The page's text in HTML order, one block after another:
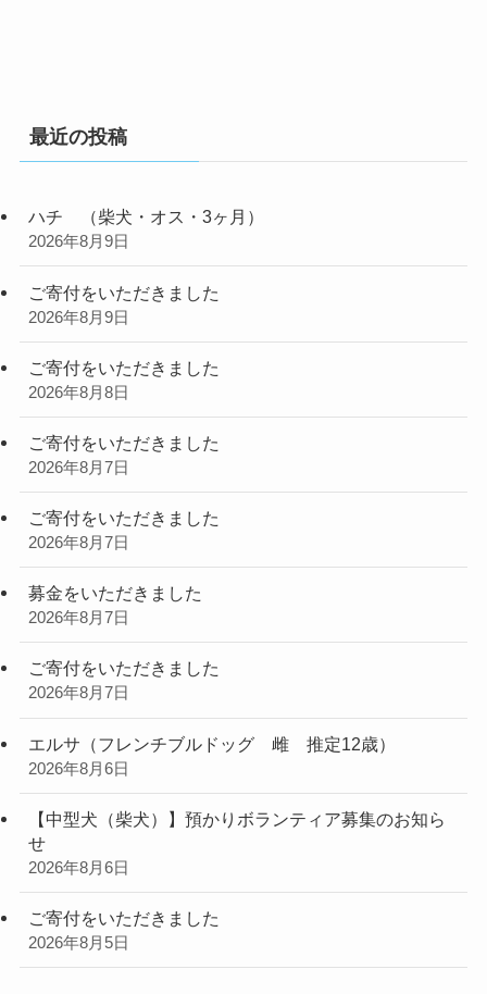
最近の投稿
ハチ （柴犬・オス・3ヶ月）
2026年8月9日
ご寄付をいただきました
2026年8月9日
ご寄付をいただきました
2026年8月8日
ご寄付をいただきました
2026年8月7日
ご寄付をいただきました
2026年8月7日
募金をいただきました
2026年8月7日
ご寄付をいただきました
2026年8月7日
エルサ（フレンチブルドッグ 雌 推定12歳）
2026年8月6日
【中型犬（柴犬）】預かりボランティア募集のお知ら
せ
2026年8月6日
ご寄付をいただきました
2026年8月5日